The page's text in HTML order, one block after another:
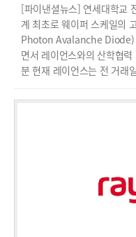
[파이낸셜뉴스] 연세대학교
계 최초로 웨이퍼 스케일의
Photon Avalanche Diode)
면서 레이언스와의 산학협
분 현재 레이언스는 전 거래